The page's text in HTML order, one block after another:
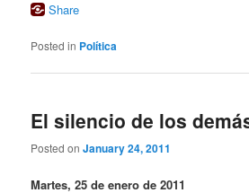
Share
Posted in Política
El silencio de los
Posted onJanuary 24, 2011
Martes, 25 de enero de 2011